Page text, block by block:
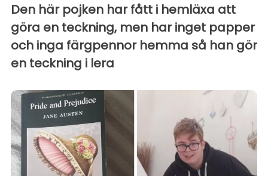
Den här pojken har fått i hemläxa att
göra en teckning, men har inget papper
och inga färgpennor hemma så han gör
en teckning i lera